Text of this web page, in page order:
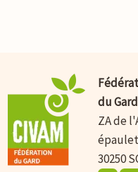
du Gard
ZA de
30250